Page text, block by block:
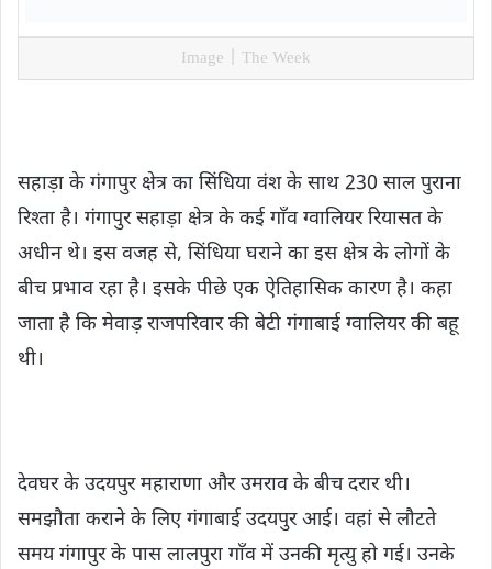
Image | The Week
सहाड़ा के गंगापुर क्षेत्र का सिंधिया वंश के साथ 230 साल पुराना
रिश्ता है। गंगापुर सहाड़ा क्षेत्र के कई गाँव ग्वालियर रियासत के
अधीन थे। इस वजह से, सिंधिया घराने का इस क्षेत्र के लोगों के
बीच प्रभाव रहा है। इसके पीछे एक ऐतिहासिक कारण है। कहा
जाता है कि मेवाड़ राजपरिवार की बेटी गंगाबाई ग्वालियर की बहू
थी।
देवघर के उदयपुर महाराणा और उमराव के बीच दरार थी।
समझौता कराने के लिए गंगाबाई उदयपुर आई। वहां से लौटते
समय गंगापुर के पास लालपुरा गाँव में उनकी मृत्यु हो गई। उनके